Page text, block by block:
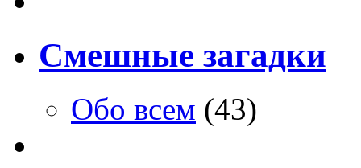
Смешные загадки
Обо всем (43)